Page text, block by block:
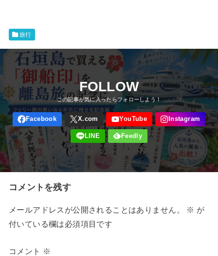
旅行
FOLLOW
コメントを残す
メールアドレスが公開されることはありません。 ※ が
付いている欄は必須項目です
コメント ※